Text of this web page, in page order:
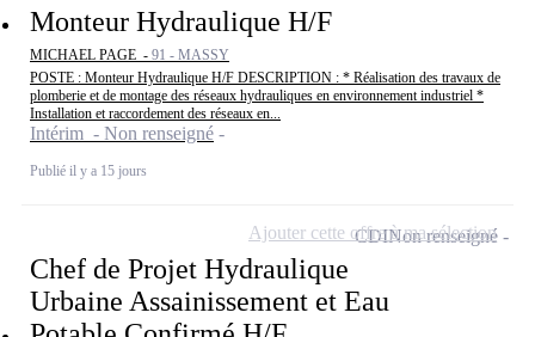
Monteur Hydraulique H/F
MICHAEL PAGE - 91 - MASSY
POSTE : Monteur Hydraulique H/F DESCRIPTION : * Réalisation des travaux de
plomberie et de montage des réseaux hydrauliques en environnement industriel *
Installation et raccordement des réseaux en...
Intérim - Non renseigné
Publié il y a 15 jours
Chef de Projet Hydraulique
Urbaine Assainissement et Eau
CDINon renseigné
Ajouter cette offre à ma sélection